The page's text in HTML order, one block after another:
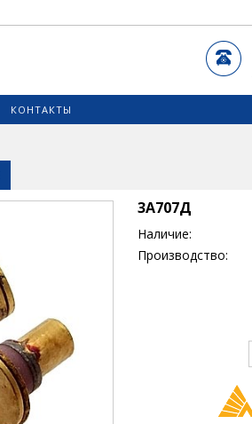
КОНТАКТЫ
3А707Д
Наличие:
Производство: